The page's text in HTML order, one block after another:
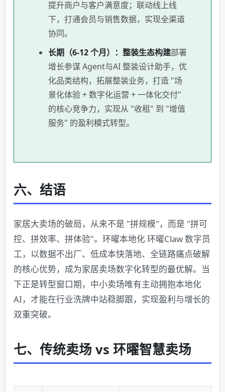
提升商户与客户满意度；联动线上线
下，打通会员与销售数据，实现全渠道
协同。
长期（6-12 个月）：整装生态构建部署
增长参谋 Agent与AI 整装设计助手，优
化品类结构，拓展整装业务，打造 "场
景化体验 + 数字化运营 + 一体化交付"
的核心竞争力，实现从 "收租" 到 "增值
服务" 的盈利模式转型。
六、结语
家居大卖场的破局，从来不是 "拼规模"，而是 "拼可
控、拼效率、拼体验"。环曜本地化 环曜Claw 数字员
工，以数据不出厂、低成本快落地、全链路痛点破解
的核心优势，成为家居卖场数字化转型的最优解。当
下正是转型窗口期，中小卖场唯有主动拥抱本地化
AI，才能在行业洗牌中站稳脚跟，实现盈利与增长的
双重突破。
七、传统卖场 vs 环曜智慧卖场